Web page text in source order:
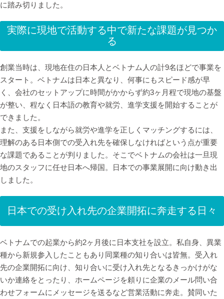
に踏み切りました。
実際に現地で活動する中で新たな課題が見つか
る
創業当時は、現地在住の日本人とベトナム人の計9名ほどで事業を
スタート。ベトナムは日本と異なり、何事にもスピード感が早
く、会社のセットアップに時間がかからず約3ヶ月程で現地の基盤
が整い、程なく日本語の教育や就労、進学支援を開始することが
できました。
また、支援をしながら就労や進学を正しくマッチングするには、
理解のある日本側での受入れ先を確保しなければという点が重要
な課題であることが判りました。そこでベトナムの会社は一旦現
地のスタッフに任せ日本へ帰国。日本での事業展開に向け動き出
しました。
日本での受け入れ先の企業開拓に奔走する日々
ベトナムでの起業から約2ヶ月後に日本支社を設立。私自身、異業
種から新規参入したこともあり同業種の知り合いは皆無。受入れ
先の企業開拓に向け、知り合いに受け入れ先となるきっかけがな
いか連絡をとったり、ホームページを頼りに企業のメール問い合
わせフォームにメッセージを送るなど営業活動に奔走。賛同いた